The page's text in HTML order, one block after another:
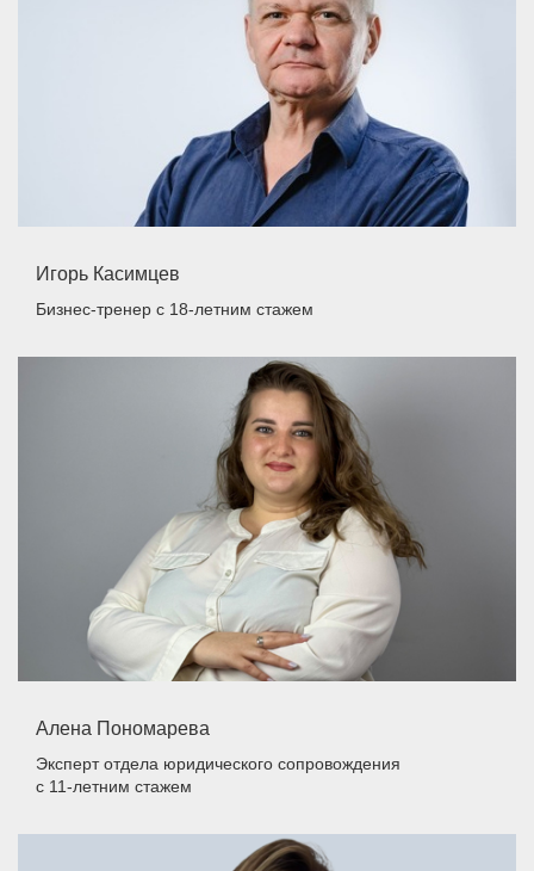
Игорь Касимцев
Бизнес-тренер с 18-летним стажем
Алена Пономарева
Эксперт отдела юридического сопровождения
с 11-летним стажем